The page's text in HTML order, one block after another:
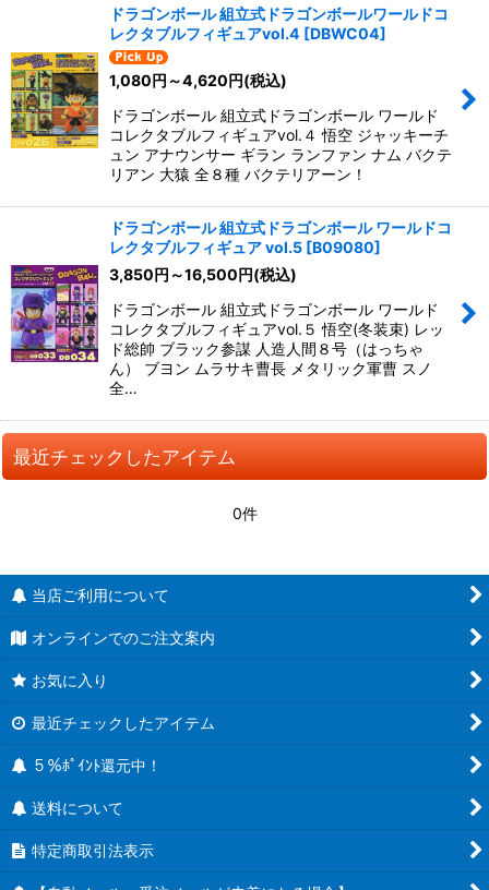
ドラゴンボール 組立式ドラゴンボールワールドコ
レクタブルフィギュアvol.4 [DBWC04]
1,080円 ～4,620円(税込)
ドラゴンボール 組立式ドラゴンボール ワールド
コレクタブルフィギュアvol.４ 悟空 ジャッキーチ
ュン アナウンサー ギラン ランファン ナム バクテ
リアン 大猿 全８種 バクテリアーン！
ドラゴンボール 組立式ドラゴンボール ワールドコ
レクタブルフィギュア vol.5 [B09080]
3,850円 ～16,500円(税込)
ドラゴンボール 組立式ドラゴンボール ワールド
コレクタブルフィギュアvol.５ 悟空(冬装束) レッ
ド総帥 ブラック参謀 人造人間８号（はっちゃ
ん） ブヨン ムラサキ曹長 メタリック軍曹 スノ
全…
最近チェックしたアイテム
0件
当店ご利用について
オンラインでのご注文案内
お気に入り
最近チェックしたアイテム
５％ﾎﾟｲﾝﾄ還元中！
送料について
特定商取引法表示